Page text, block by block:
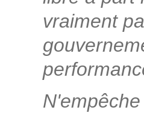
vraiment